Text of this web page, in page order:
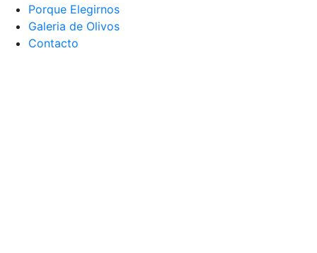
Porque Elegirnos
Galeria de Olivos
Contacto